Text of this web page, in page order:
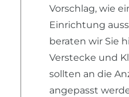
Vorschlag, wie
Einrichtung
beraten wir Sie
Verstecke und
sollten an die
angepasst